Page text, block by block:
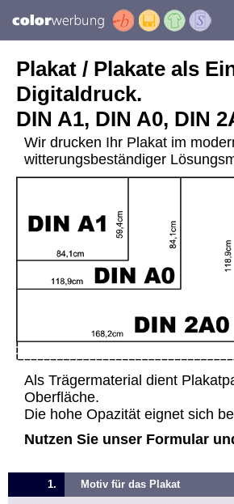
Plakat / Plakate als
Digitaldruck.
DIN A1, DIN A0, DIN
Wir drucken Ihr Plakat im
witterungsbeständiger
Als Trägermaterial dient
Oberfläche.
Die hohe Opazität eignet sich
Nutzen Sie unser Formular
1. Motiv für das Plakat